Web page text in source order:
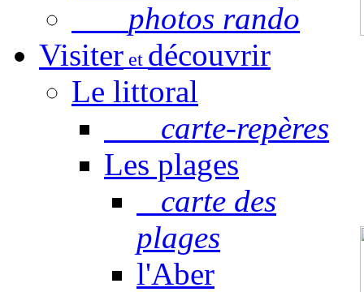
photos rando
Visiter et découvrir
Le littoral
carte-repères
Les plages
carte des
plages
l'Aber